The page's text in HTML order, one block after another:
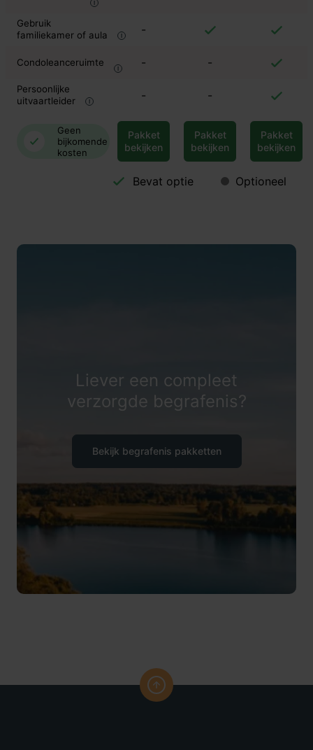
Gebruik
familiekamer of aula
-
Condoleanceruimte - -
Persoonlijke
uitvaartleider
- -
Geen
bijkomende
kosten
Pakket
bekijken
Pakket
bekijken
Pakket
bekijken
Bevat optie Optioneel
Liever een compleet
verzorgde begrafenis?
Bekijk begrafenis pakketten